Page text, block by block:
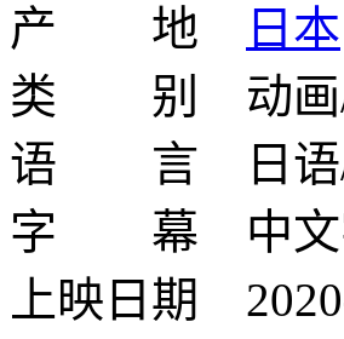
产 地
日本
类 别 动画/
语 言 日语/
字 幕 中文
上映日期